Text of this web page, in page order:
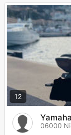
12
06000